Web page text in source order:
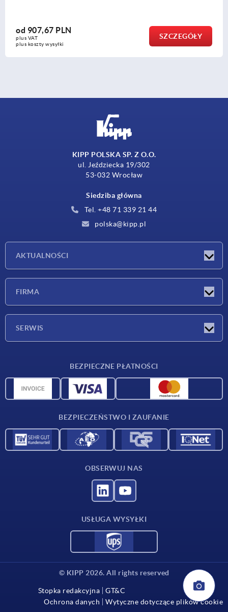
93,77 PLN
plus koszty wysyłki
KIPP POLSKA SP. Z O.O.
ul. Jeździecka 19/302
53-032 Wrocław
Siedziba główna
Tel. +48 71 339 21 44
polska@kipp.pl
AKTUALNOŚCI
FIRMA
SERWIS
Dane CAD
BEZPIECZNE PŁATNOŚCI
BEZPIECZEŃSTWO I ZAUFANIE
OBSERWUJ NAS
USŁUGA WYSYŁKI
© KIPP 2026. All rights reserved
Stopka redakcyjna
GT&C
Ochrona danych
Wytyczne dotyczące plików cookie